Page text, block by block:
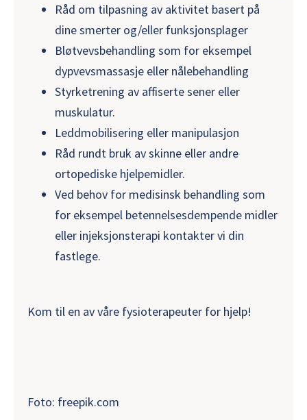
Råd om tilpasning av aktivitet basert på
dine smerter og/eller funksjonsplager
Bløtvevsbehandling som for eksempel
dypvevsmassasje eller nålebehandling
Styrketrening av affiserte sener eller
muskulatur.
Leddmobilisering eller manipulasjon
Råd rundt bruk av skinne eller andre
ortopediske hjelpemidler.
Ved behov for medisinsk behandling som
for eksempel betennelsesdempende midler
eller injeksjonsterapi kontakter vi din
fastlege.
Kom til en av våre fysioterapeuter for hjelp!
Foto: freepik.com